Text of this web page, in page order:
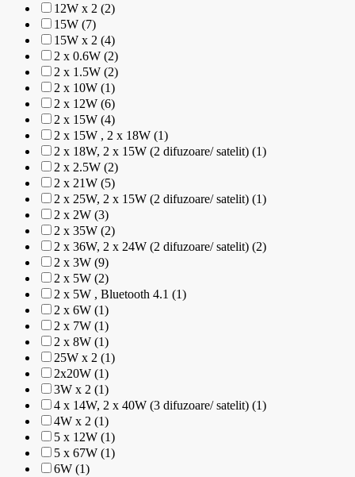
12W x 2 (2)
15W (7)
15W x 2 (4)
2 x 0.6W (2)
2 x 1.5W (2)
2 x 10W (1)
2 x 12W (6)
2 x 15W (4)
2 x 15W , 2 x 18W (1)
2 x 18W, 2 x 15W (2 difuzoare/ satelit) (1)
2 x 2.5W (2)
2 x 21W (5)
2 x 25W, 2 x 15W (2 difuzoare/ satelit) (1)
2 x 2W (3)
2 x 35W (2)
2 x 36W, 2 x 24W (2 difuzoare/ satelit) (2)
2 x 3W (9)
2 x 5W (2)
2 x 5W , Bluetooth 4.1 (1)
2 x 6W (1)
2 x 7W (1)
2 x 8W (1)
25W x 2 (1)
2x20W (1)
3W x 2 (1)
4 x 14W, 2 x 40W (3 difuzoare/ satelit) (1)
4W x 2 (1)
5 x 12W (1)
5 x 67W (1)
6W (1)